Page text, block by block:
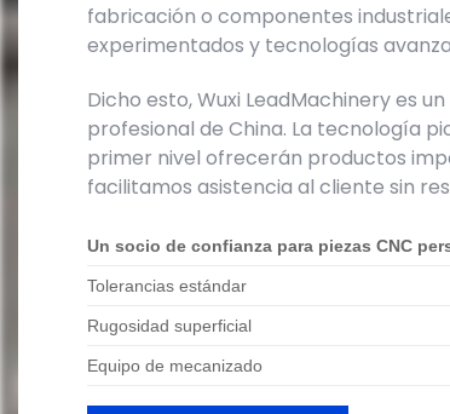
fabricación o componentes
experimentados y tecnologías
Dicho esto, Wuxi LeadMachinery es
profesional de China. La tecnología
primer nivel ofrecerán productos
facilitamos asistencia al cliente sin
Un socio de confianza para piezas CNC
Tolerancias estándar
Rugosidad superficial
Equipo de mecanizado